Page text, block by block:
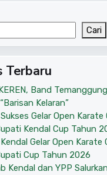
Cari
Terbaru
Band
Kelaran”
Sukses Gelar Open
Kendal Cup Tahun
Kendal Gelar Open
Cup Tahun 2026
Kendal dan YPP